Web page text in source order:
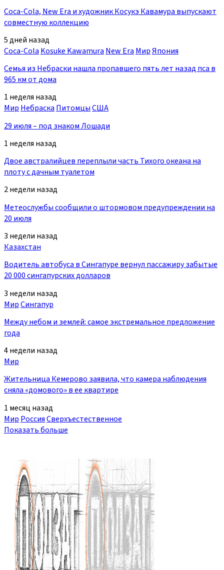
Coca-Cola, New Era и художник Косукэ Кавамура выпускают
совместную коллекцию
5 дней назад
Coca-Cola Kosuke Kawamura New Era МирЯпония
Семья из Небраски нашла пропавшего пять лет назад пса в
965 км от дома
1 неделя назад
МирНебраскаПитомцыСША
29 июля – под знаком Лошади
1 неделя назад
Двое австралийцев переплыли часть Тихого океана на
плоту с дачным туалетом
2 недели назад
Метеослужбы сообщили о штормовом предупреждении на
20 июля
3 недели назад
Казахстан
Водитель автобуса в Сингапуре вернул пассажиру забытые
20 000 сингапурских долларов
3 недели назад
МирСингапур
Между небом и землей: самое экстремальное предложение
года
4 недели назад
Мир
Жительница Кемерово заявила, что камера наблюдения
сняла «домового» в ее квартире
1 месяц назад
Мир РоссияСверхъестественное
Показать больше